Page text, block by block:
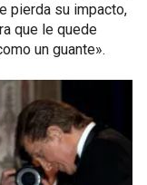
pierda su impacto,
que le quede
un guante».